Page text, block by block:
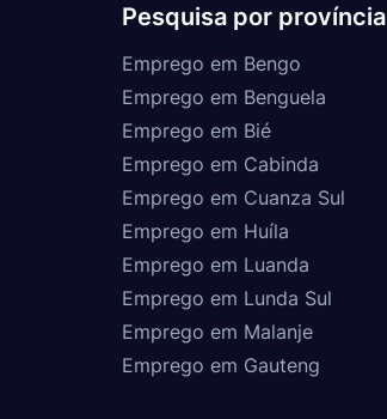
Pesquisa por província
Emprego em Bengo
Emprego em Benguela
Emprego em Bié
Emprego em Cabinda
Emprego em Cuanza Sul
Emprego em Huíla
Emprego em Luanda
Emprego em Lunda Sul
Emprego em Malanje
Emprego em Gauteng